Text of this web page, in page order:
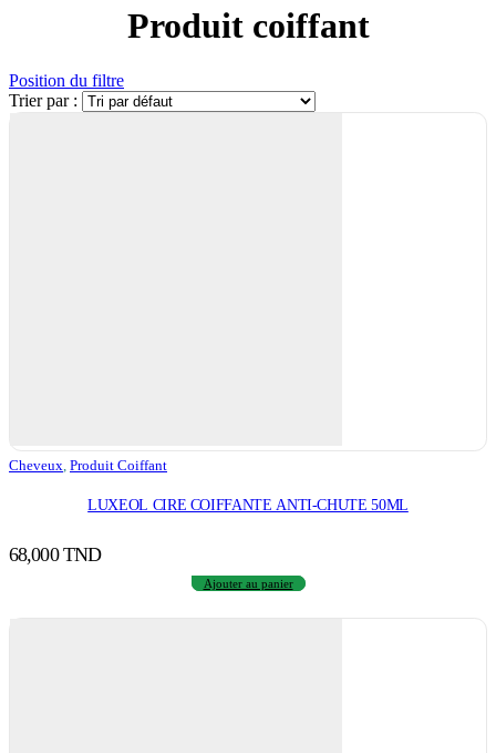
Produit coiffant
Position du filtre
Trier par :
Cheveux Produit Coiffant
LUXEOL CIRE COIFFANTE ANTI-CHUTE 50ML
68,000TND
Ajouter au panier